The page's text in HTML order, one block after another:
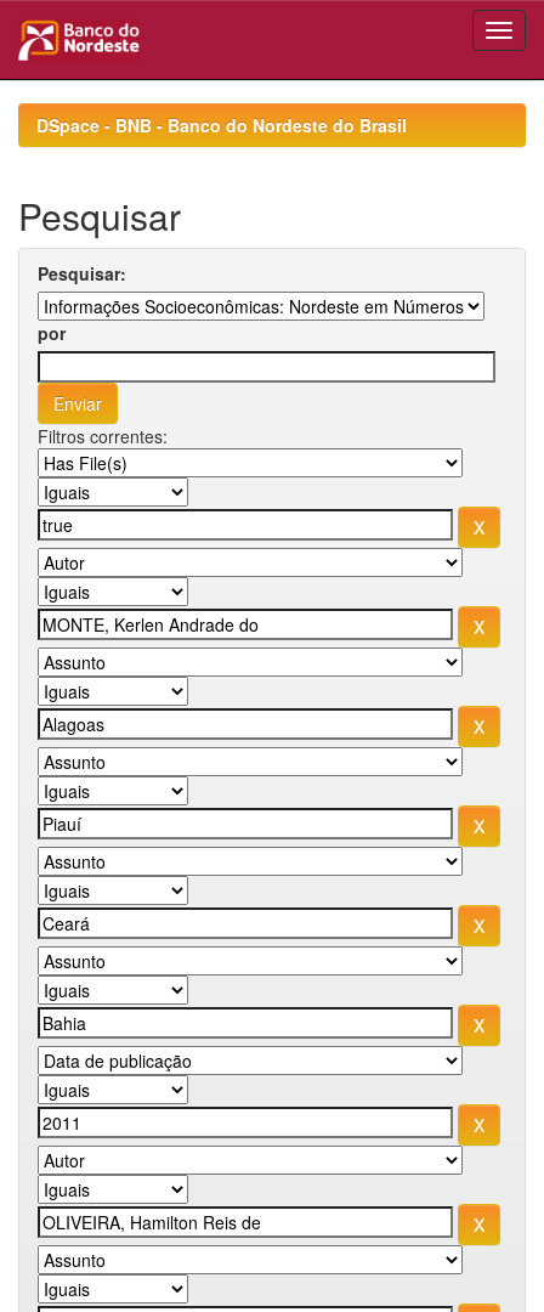
navigationDSpace - BNB - Banco do Nordeste do Brasil
Pesquisar
Pesquisar:
por
Filtros correntes: